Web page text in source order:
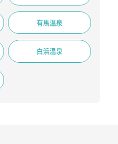
有馬温泉
白浜温泉